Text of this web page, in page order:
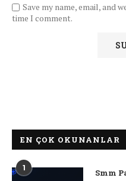
Save my name, email, and
time I comment.
EN ÇOK OKUNANLAR
1
Smm